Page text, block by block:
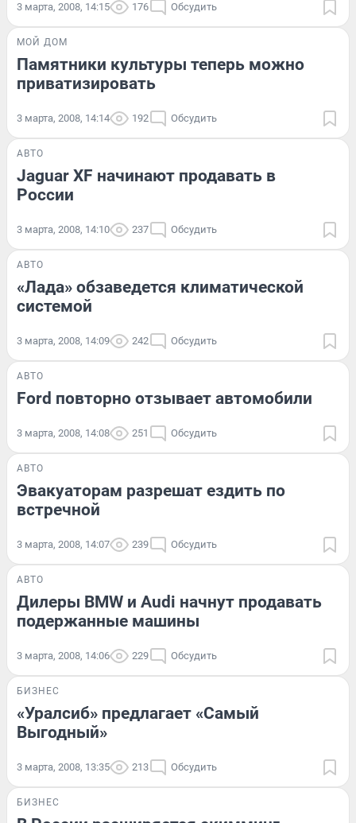
3 марта, 2008, 14:15 176 Обсудить
МОЙ ДОМ
Памятники культуры теперь можно
приватизировать
3 марта, 2008, 14:14 192 Обсудить
АВТО
Jaguar XF начинают продавать в
России
3 марта, 2008, 14:10 237 Обсудить
АВТО
«Лада» обзаведется климатической
системой
3 марта, 2008, 14:09 242 Обсудить
АВТО
Ford повторно отзывает автомобили
3 марта, 2008, 14:08 251 Обсудить
АВТО
Эвакуаторам разрешат ездить по
встречной
3 марта, 2008, 14:07 239 Обсудить
АВТО
Дилеры BMW и Audi начнут продавать
подержанные машины
3 марта, 2008, 14:06 229 Обсудить
БИЗНЕС
«Уралсиб» предлагает «Самый
Выгодный»
3 марта, 2008, 13:35 213 Обсудить
БИЗНЕС